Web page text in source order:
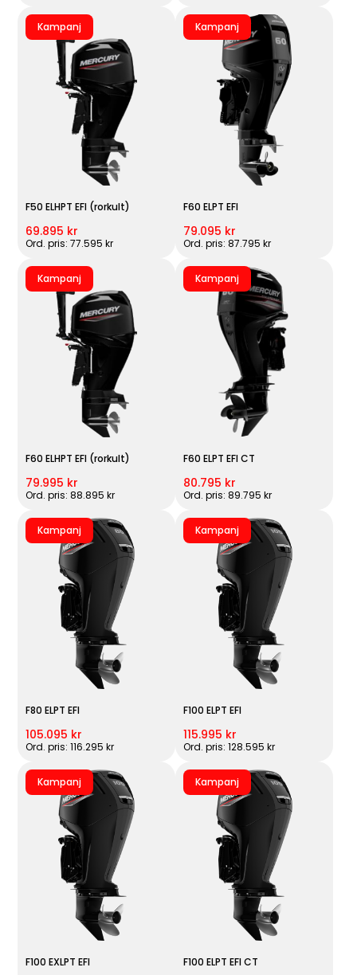
Kampanj
F50 ELHPT EFI (rorkult)
69.895 kr
Ord. pris: 77.595 kr
Kampanj
F60 ELPT EFI
79.095 kr
Ord. pris: 87.795 kr
Kampanj
F60 ELHPT EFI (rorkult)
79.995 kr
Ord. pris: 88.895 kr
Kampanj
F60 ELPT EFI CT
80.795 kr
Ord. pris: 89.795 kr
Kampanj
F80 ELPT EFI
105.095 kr
Ord. pris: 116.295 kr
Kampanj
F100 ELPT EFI
115.995 kr
Ord. pris: 128.595 kr
Kampanj
F100 EXLPT EFI
Kampanj
F100 ELPT EFI CT